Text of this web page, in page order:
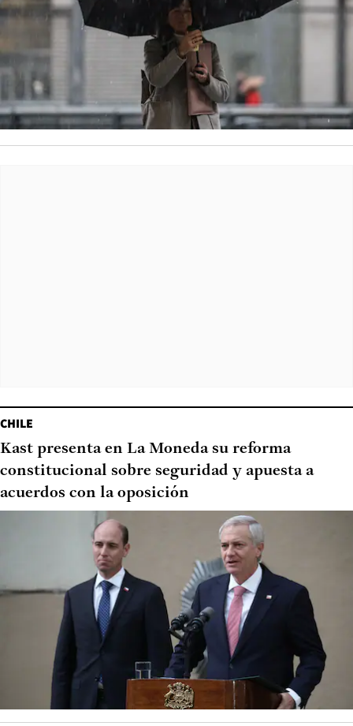
CHILE
Kast presenta en La Moneda su reforma
constitucional sobre seguridad y apuesta a
acuerdos con la oposición